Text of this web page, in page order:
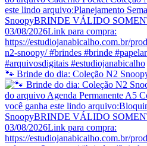
🐾 Brinde do dia: Coleção N2